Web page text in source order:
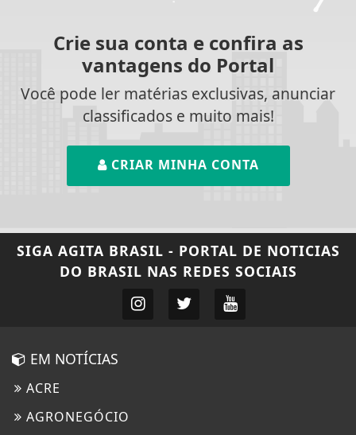
Crie sua conta e confira as
vantagens do Portal
Você pode ler matérias exclusivas, anunciar
classificados e muito mais!
CRIAR MINHA CONTA
SIGA AGITA BRASIL - PORTAL DE NOTICIAS
DO BRASIL NAS REDES SOCIAIS
EM NOTÍCIAS
ACRE
AGRONEGÓCIO